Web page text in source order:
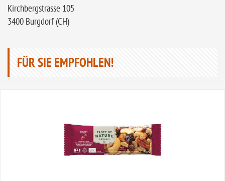
Kirchbergstrasse 105
3400 Burgdorf (CH)
FÜR SIE EMPFOHLEN!